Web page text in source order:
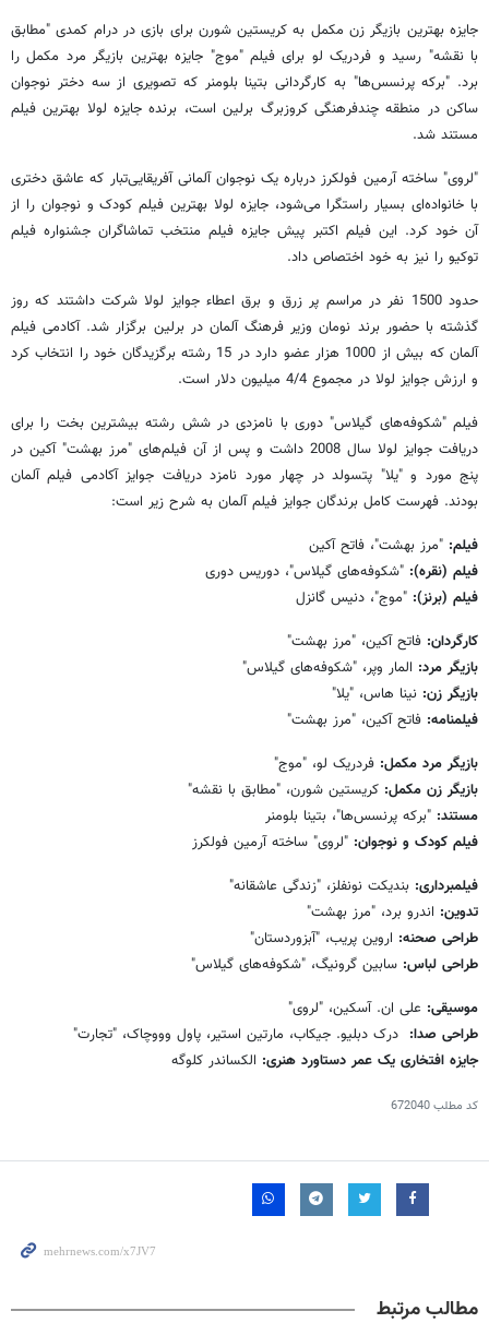
جایزه بهترین بازیگر زن مکمل به کریستین شورن برای بازی در درام کمدی "مطابق
با نقشه" رسید و فردریک لو برای فیلم "موج" جایزه بهترین بازیگر مرد مکمل را
برد. "برکه پرنسس‌ها" به کارگردانی بتینا بلومنر که تصویری از سه دختر نوجوان
ساکن در منطقه چندفرهنگی کروزبرگ برلین است، برنده جایزه لولا بهترین فیلم
مستند شد.
"لروی" ساخته آرمین فولکرز درباره یک نوجوان آلمانی آفریقایی‌تبار که عاشق دختری
با خانواده‌ای بسیار راستگرا می‌شود، جایزه لولا بهترین فیلم کودک و نوجوان را از
آن خود کرد. این فیلم اکتبر پیش جایزه فیلم منتخب تماشاگران جشنواره فیلم
توکیو را نیز به خود اختصاص داد.
حدود 1500 نفر در مراسم پر زرق و برق اعطاء جوایز لولا شرکت داشتند که روز
گذشته با حضور برند نومان وزیر فرهنگ آلمان در برلین برگزار شد. آکادمی فیلم
آلمان که بیش از 1000 هزار عضو دارد در 15 رشته برگزیدگان خود را انتخاب کرد
و ارزش جوایز لولا در مجموع 4/4 میلیون دلار است.
فیلم "شکوفه‌های گیلاس" دوری با نامزدی در شش رشته بیشترین بخت را برای
دریافت جوایز لولا سال 2008 داشت و پس از آن فیلم‌های "مرز بهشت" آکین در
پنج مورد و "یلا" پتسولد در چهار مورد نامزد دریافت جوایز آکادمی فیلم آلمان
بودند. فهرست کامل برندگان جوایز فیلم آلمان به شرح زیر است:
فیلم: "مرز بهشت"، فاتح آکین
فیلم (نقره): "شکوفه‌های گیلاس"، دوریس دوری
فیلم (برنز): "موج"، دنیس گانزل
کارگردان: فاتح آکین، "مرز بهشت"
بازیگر مرد: المار وپر، "شکوفه‌های گیلاس"
بازیگر زن: نینا هاس، "یلا"
فیلمنامه: فاتح آکین، "مرز بهشت"
بازیگر مرد مکمل: فردریک لو، "موج"
بازیگر زن مکمل: کریستین شورن، "مطابق با نقشه"
مستند: "برکه پرنسس‌ها"، بتینا بلومنر
فیلم کودک و نوجوان: "لروی" ساخته آرمین فولکرز
فیلمبرداری: بندیکت نونفلز، "زندگی عاشقانه"
تدوین: اندرو برد، "مرز بهشت"
طراحی صحنه: اروین پریب، "آبزوردستان"
طراحی لباس: سابین گرونیگ، "شکوفه‌های گیلاس"
موسیقی: علی ان. آسکین، "لروی"
طراحی صدا: درک دبلیو. جیکاب، مارتین استیر، پاول وووچاک، "تجارت"
جایزه افتخاری یک عمر دستاورد هنری: الکساندر کلوگه
کد مطلب672040
مطالب مرتبط